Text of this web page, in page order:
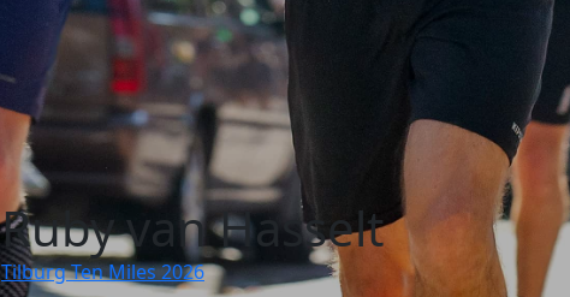
Ruby van Hasselt
Tilburg Ten Miles 2026